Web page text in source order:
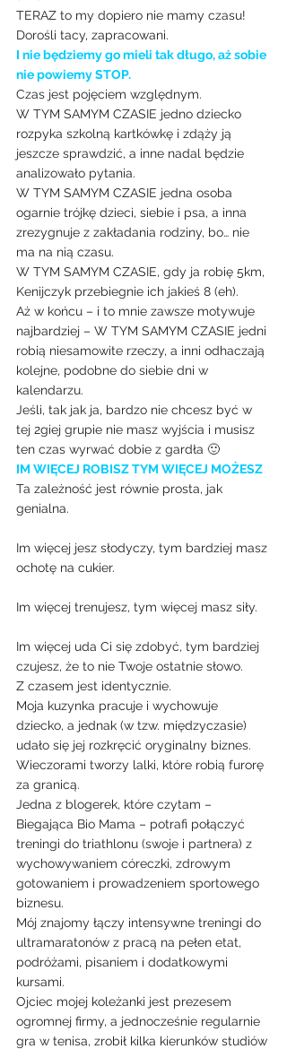
TERAZ to my dopiero nie mamy czasu!
Dorośli tacy, zapracowani.
I nie będziemy go mieli tak długo, aż sobie
nie powiemy STOP.
Czas jest pojęciem względnym.
W TYM SAMYM CZASIE jedno dziecko
rozpyka szkolną kartkówkę i zdąży ją
jeszcze sprawdzić, a inne nadal będzie
analizowało pytania.
W TYM SAMYM CZASIE jedna osoba
ogarnie trójkę dzieci, siebie i psa, a inna
zrezygnuje z zakładania rodziny, bo… nie
ma na nią czasu.
W TYM SAMYM CZASIE, gdy ja robię 5km,
Kenijczyk przebiegnie ich jakieś 8 (eh).
Aż w końcu – i to mnie zawsze motywuje
najbardziej – W TYM SAMYM CZASIE jedni
robią niesamowite rzeczy, a inni odhaczają
kolejne, podobne do siebie dni w
kalendarzu.
Jeśli, tak jak ja, bardzo nie chcesz być w
tej 2giej grupie nie masz wyjścia i musisz
ten czas wyrwać dobie z gardła 🙂
IM WIĘCEJ ROBISZ TYM WIĘCEJ MOŻESZ
Ta zależność jest równie prosta, jak
genialna.
Im więcej jesz słodyczy, tym bardziej masz
ochotę na cukier.
Im więcej trenujesz, tym więcej masz siły.
Im więcej uda Ci się zdobyć, tym bardziej
czujesz, że to nie Twoje ostatnie słowo.
Z czasem jest identycznie.
Moja kuzynka pracuje i wychowuje
dziecko, a jednak (w tzw. międzyczasie)
udało się jej rozkręcić oryginalny biznes.
Wieczorami tworzy lalki, które robią furorę
za granicą.
Jedna z blogerek, które czytam –
Biegająca Bio Mama – potrafi połączyć
treningi do triathlonu (swoje i partnera) z
wychowywaniem córeczki, zdrowym
gotowaniem i prowadzeniem sportowego
biznesu.
Mój znajomy łączy intensywne treningi do
ultramaratonów z pracą na pełen etat,
podróżami, pisaniem i dodatkowymi
kursami.
Ojciec mojej koleżanki jest prezesem
ogromnej firmy, a jednocześnie regularnie
gra w tenisa, zrobił kilka kierunków studiów